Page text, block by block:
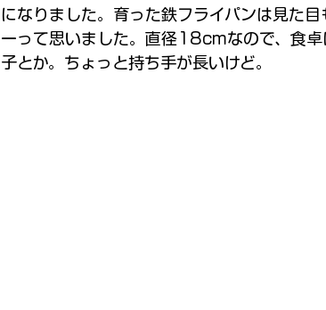
になりました。育った鉄フライパンは見た
ーって思いました。直径18cmなので、食
子とか。ちょっと持ち手が長いけど。